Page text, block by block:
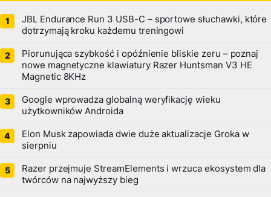
JBL Endurance Run 3 USB-C – sportowe słuchawki, które
dotrzymają kroku każdemu treningowi
Piorunująca szybkość i opóźnienie bliskie zeru – poznaj
nowe magnetyczne klawiatury Razer Huntsman V3 HE
Magnetic 8KHz
Google wprowadza globalną weryfikację wieku
użytkowników Androida
Elon Musk zapowiada dwie duże aktualizacje Groka w
sierpniu
Razer przejmuje StreamElements i wrzuca ekosystem dla
twórców na najwyższy bieg